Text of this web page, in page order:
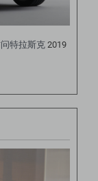
特拉斯克 2019